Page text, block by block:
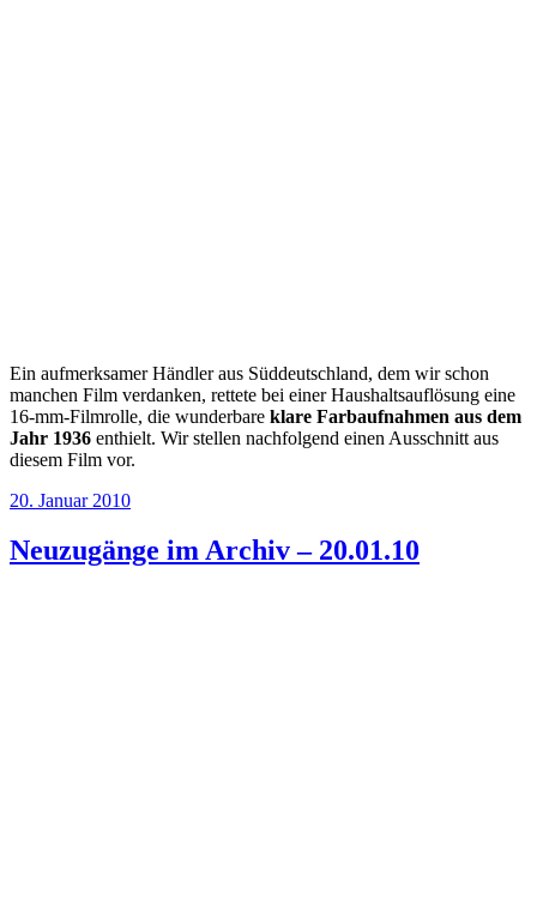
Ein aufmerksamer Händler aus Süddeutschland, dem wir schon
manchen Film verdanken, rettete bei einer Haushaltsauflösung eine
16-mm-Filmrolle, die wunderbare klare Farbaufnahmen aus dem
Jahr 1936 enthielt. Wir stellen nachfolgend einen Ausschnitt aus
diesem Film vor.
Veröffentlicht
20. Januar 2010
Neuzugänge im Archiv – 20.01.10